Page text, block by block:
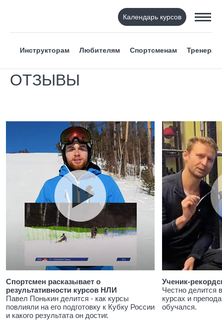
Календарь курсов
Инструкторам Любителям Спортсменам Тренерам
ОТЗЫВЫ
Спортсмен расказывает о
результативности курсов НЛИ
Павел Понькин делится - как курсы
повлияли на его подготовку к Кубку России
и какого результата он достиг.
Ученик-
Честно делится
курсах и
обучался.